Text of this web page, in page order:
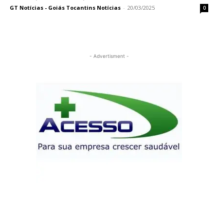
GT Notícias - Goiás Tocantins Notícias - 20/03/2025 0
- Advertisment -